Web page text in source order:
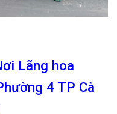
Lãng hoa
4 TP Cà